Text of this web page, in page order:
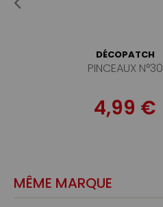
DÉCOPATCH
PINCEAUX N°30
4,99 €
MÊME MARQUE